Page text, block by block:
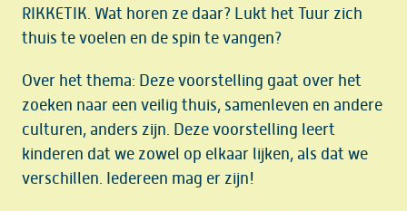
RIKKETIK. Wat horen ze daar? Lukt het Tuur zich
thuis te voelen en de spin te vangen?
Over het thema: Deze voorstelling gaat over het
zoeken naar een veilig thuis, samenleven en andere
culturen, anders zijn. Deze voorstelling leert
kinderen dat we zowel op elkaar lijken, als dat we
verschillen. Iedereen mag er zijn!